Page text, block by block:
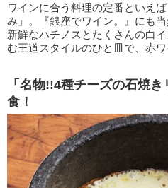
ワインに合う料理の定番といえ
み」。『銀座でワイン。』にも当
新鮮なハチノスとたくさんの白
む王道スタイルのひと皿で、赤
「名物!!4種チーズの石焼
食！